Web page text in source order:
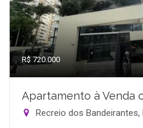
R$ 720.000
Apartamento à Venda
Recreio dos